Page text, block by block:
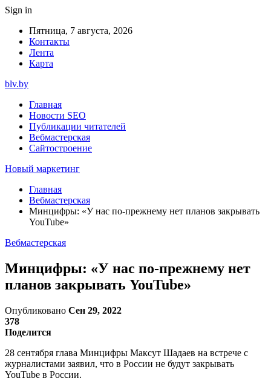
Sign in
Пятница, 7 августа, 2026
Контакты
Лента
Карта
blv.by
Главная
Новости SEO
Публикации читателей
Вебмастерская
Сайтостроение
Новый маркетинг
Главная
Вебмастерская
Минцифры: «У нас по-прежнему нет планов закрывать
YouTube»
Вебмастерская
Минцифры: «У нас по-прежнему нет
планов закрывать YouTube»
Опубликовано Сен 29, 2022
378
Поделится
28 сентября глава Минцифры Максут Шадаев на встрече с
журналистами заявил, что в России не будут закрывать
YouTube в России.